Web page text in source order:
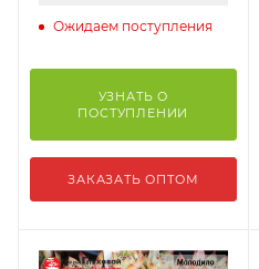
Ожидаем поступления
УЗНАТЬ О
ПОСТУПЛЕНИИ
ЗАКАЗАТЬ ОПТОМ